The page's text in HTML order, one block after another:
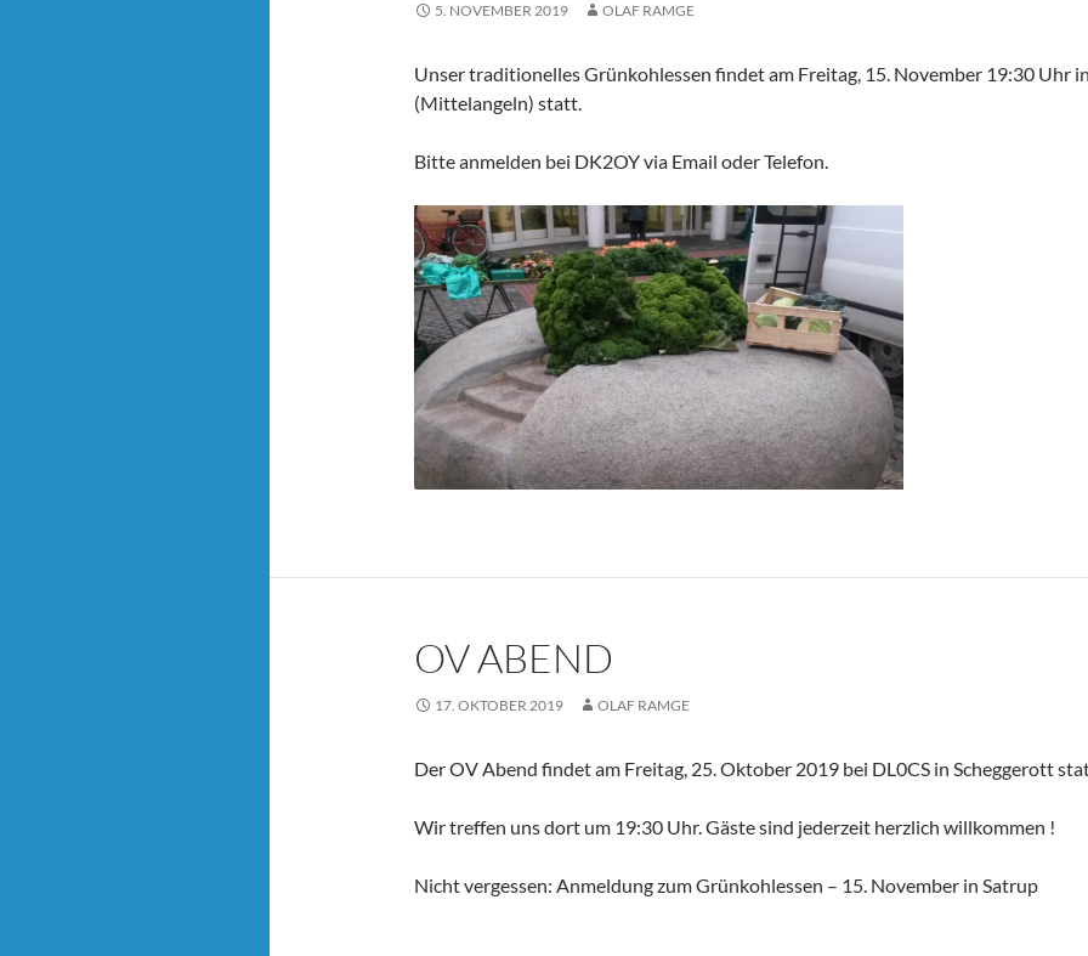
5. NOVEMBER 2019 OLAF RAMGE
Unser traditionelles Grünkohlessen findet am Freitag, 15. November 19:30 Uhr
(Mittelangeln) statt.
Bitte anmelden bei DK2OY via Email oder Telefon.
OV ABEND
17. OKTOBER 2019 OLAF RAMGE
Der OV Abend findet am Freitag, 25. Oktober 2019 bei DL0CS in Scheggerott
Wir treffen uns dort um 19:30 Uhr. Gäste sind jederzeit herzlich willkommen !
Nicht vergessen: Anmeldung zum Grünkohlessen – 15. November in Satrup